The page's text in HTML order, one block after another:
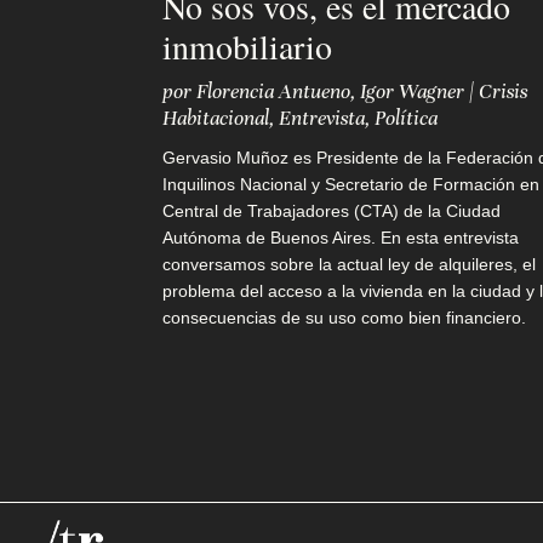
u
i
é
n
e
s
inmobiliario
porFlorencia Antueno,Igor Wagner | Crisis
Habitacional,Entrevista,Política
Gervasio Muñoz es Presidente de la Federación
Inquilinos Nacional y Secretario de Formación en
Central de Trabajadores (CTA) de la Ciudad
Autónoma de Buenos Aires. En esta entrevista
conversamos sobre la actual ley de alquileres, el
problema del acceso a la vivienda en la ciudad y
consecuencias de su uso como bien financiero.